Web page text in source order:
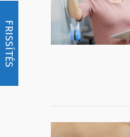
FRISSÍTÉS